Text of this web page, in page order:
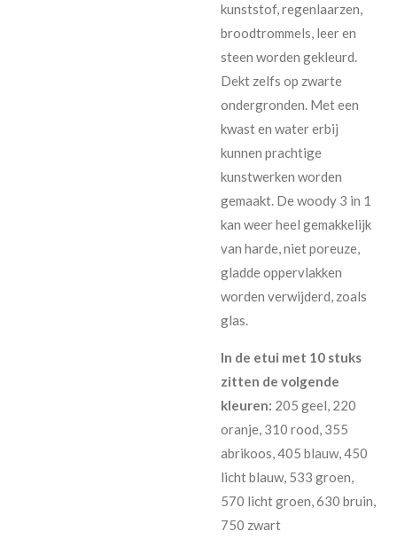
kunststof, regenlaarzen,
broodtrommels, leer en
steen worden gekleurd.
Dekt zelfs op zwarte
ondergronden. Met een
kwast en water erbij
kunnen prachtige
kunstwerken worden
gemaakt. De woody 3 in 1
kan weer heel gemakkelijk
van harde, niet poreuze,
gladde oppervlakken
worden verwijderd, zoals
glas.
In de etui met 10 stuks
zitten de volgende
kleuren: 205 geel, 220
oranje, 310 rood, 355
abrikoos, 405 blauw, 450
licht blauw, 533 groen,
570 licht groen, 630 bruin,
750 zwart